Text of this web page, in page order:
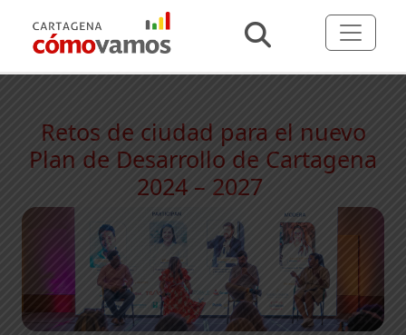
Retos de ciudad para el nuevo
Plan de Desarrollo de Cartagena
2024 – 2027